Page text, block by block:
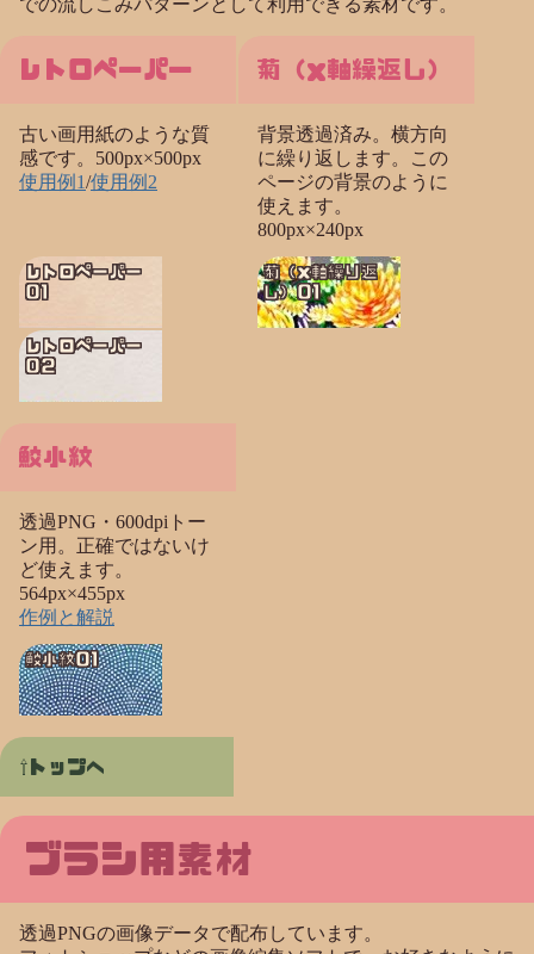
での流しこみパターンとして利用できる素材です。
レトロペーパー
古い画用紙のような質
感です。500px×500px
使用例1/使用例2
レトロペーパー
01
レトロペーパー
02
菊（x軸繰返し）
背景透過済み。横方向
に繰り返します。この
ページの背景のように
使えます。
800px×240px
菊（x軸繰り返
し）01
鮫小紋
透過PNG・600dpiトー
ン用。正確ではないけ
ど使えます。
564px×455px
作例と解説
鮫小紋01
トップへ
ブラシ用素材
透過PNGの画像データで配布しています。